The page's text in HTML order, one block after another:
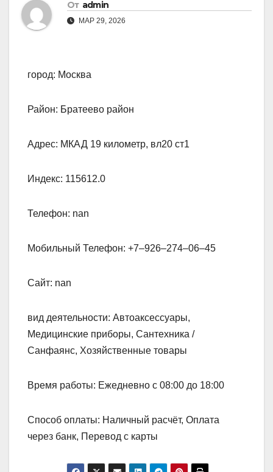
От admin
МАР 29, 2026
город: Москва
Район: Братеево район
Адрес: МКАД 19 километр, вл20 ст1
Индекс: 115612.0
Телефон: nan
Мобильный Телефон: +7‒926‒274‒06‒45
Сайт: nan
вид деятельности: Автоаксессуары,
Медицинские приборы, Сантехника /
Санфаянс, Хозяйственные товары
Время работы: Ежедневно с 08:00 до 18:00
Способ оплаты: Наличный расчёт, Оплата
через банк, Перевод с карты